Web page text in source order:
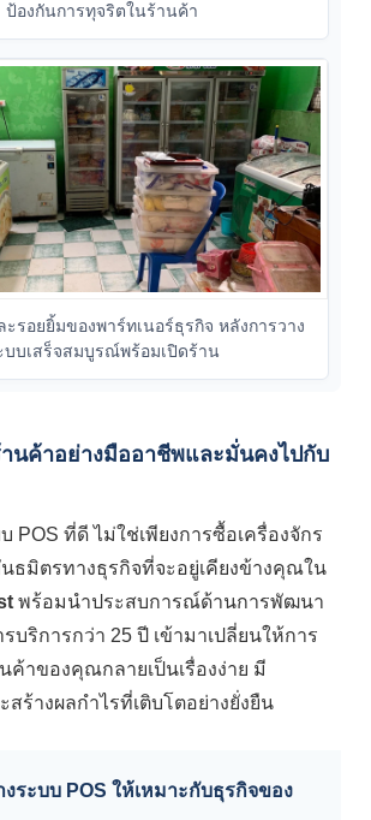
ป้องกันการทุจริตในร้านค้า
ะรอยยิ้มของพาร์ทเนอร์ธุรกิจ หลังการวาง
บบเสร็จสมบูรณ์พร้อมเปิดร้าน
นค้าอย่างมืออาชีพและมั่นคงไปกับ
POS ที่ดี ไม่ใช่เพียงการซื้อเครื่องจักร
ธมิตรทางธุรกิจที่จะอยู่เคียงข้างคุณใน
พร้อมนำประสบการณ์ด้านการพัฒนา
บริการกว่า 25 ปี เข้ามาเปลี่ยนให้การ
ค้าของคุณกลายเป็นเรื่องง่าย มี
ร้างผลกำไรที่เติบโตอย่างยั่งยืน
ระบบ POS ให้เหมาะกับธุรกิจของ